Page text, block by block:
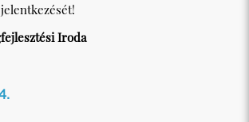
Iroda